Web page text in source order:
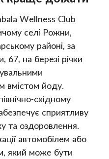
Wellness Club
селі Рожни,
районі, за
на березі річки
вмістом йоду.
східному
сприятливу
та оздоровлення.
автомобілем або
який може бути